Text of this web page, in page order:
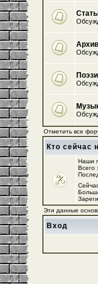
Отметить все
Кто сейчас
Наши
Всего
Эти данные
Вход